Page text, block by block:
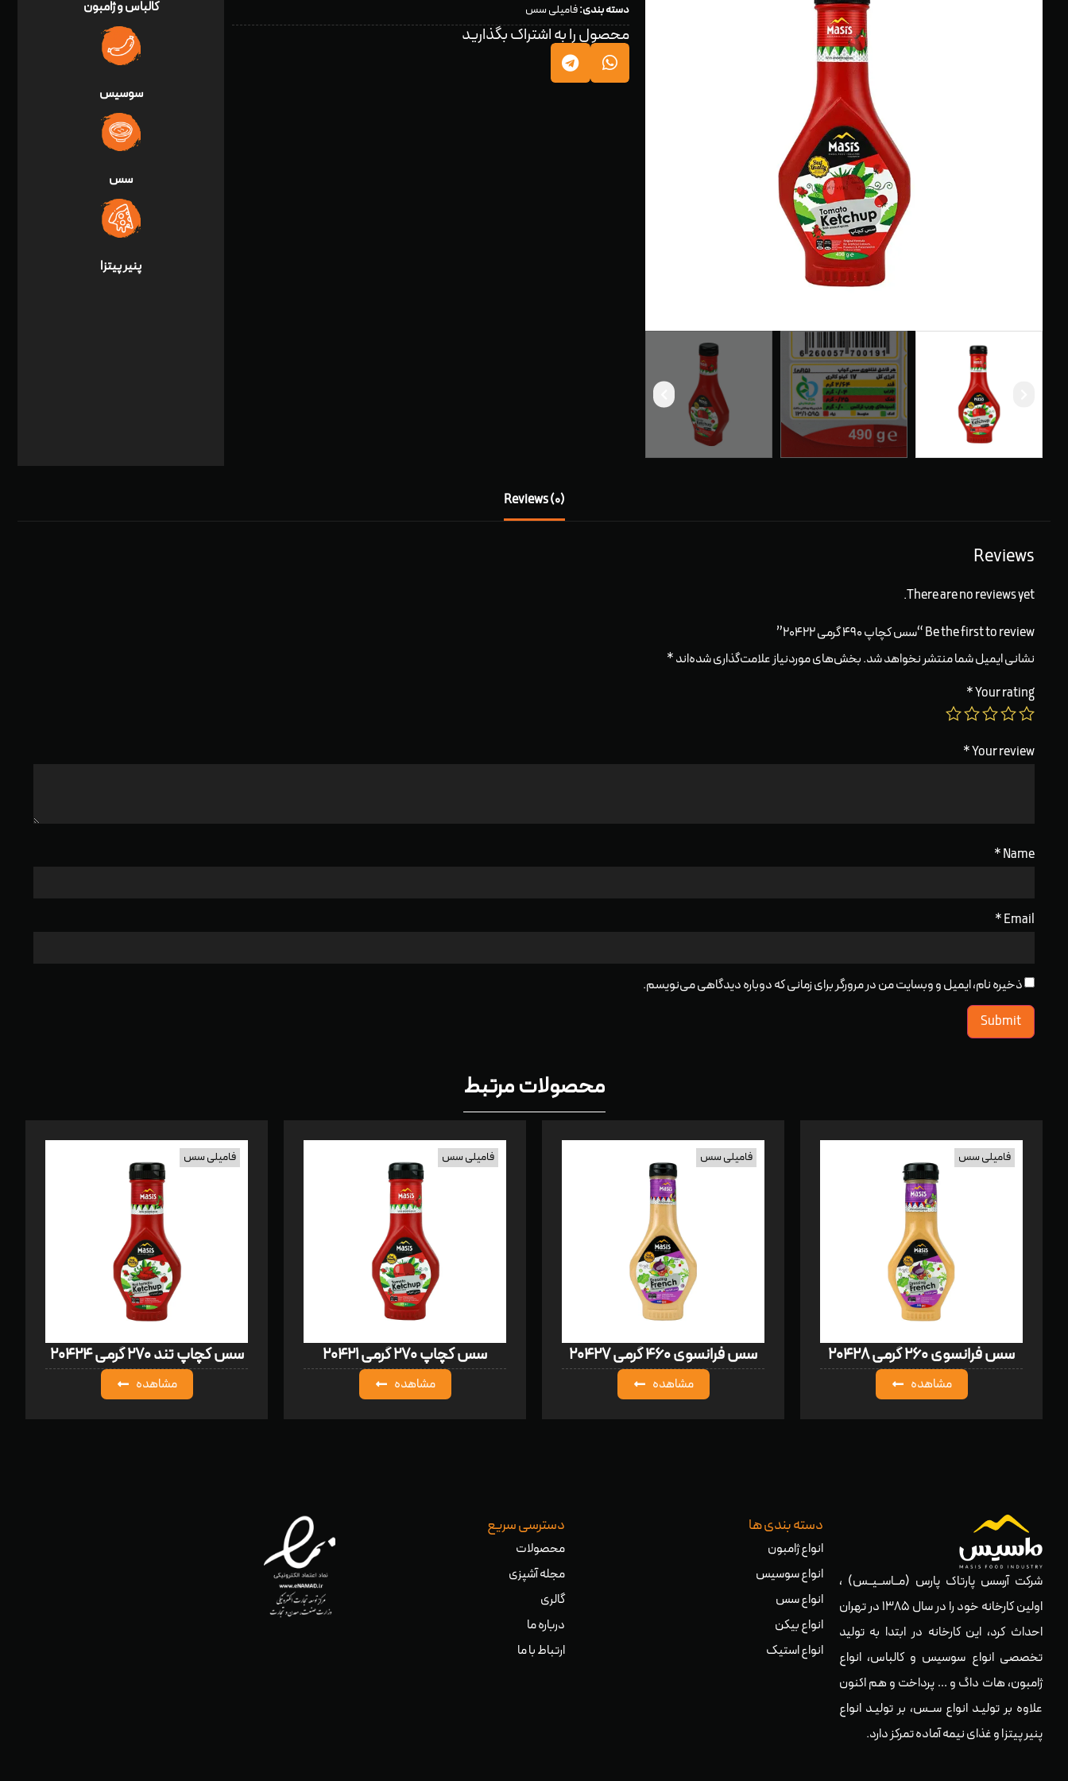
دسته بندی:فامیلی سس
محصول را به اشتراک بگذارید
کالباس و ژامبون
سوسیس
سس
پنير پيتزا
Reviews (0)
Reviews
There are no reviews yet.
Be the first to review “سس کچاپ ۴۹۰ گرمی ۲۰۴۲۲”
نشانی ایمیل شما منتشر نخواهد شد.بخش‌های موردنیاز علامت‌گذاری شده‌اند*
Your rating
*
Your review
*
Name
*
Email
*
ذخیره نام، ایمیل و وبسایت من در مرورگر برای زمانی که دوباره دیدگاهی می‌نویسم.
محصولات مرتبط
سس فرانسوی ۲۶۰ گرمی ۲۰۴۲۸
مشاهده
فامیلی سس
سس فرانسوی ۴۶۰ گرمی ۲۰۴۲۷
مشاهده
فامیلی سس
سس کچاپ ۲۷۰ گرمی ۲۰۴۲۱
مشاهده
فامیلی سس
سس کچاپ تند ۲۷۰ گرمی ۲۰۴۲۴
مشاهده
فامیلی سس
شرکت آرسس پارتاک پارس (مــاســیــس) ،
اولین کارخانه خود را در سال ۱۳۸۵ در تهران
احداث کرد، این کارخانه در ابتدا به تولید
تخصصی انواع سوسیس و کالباس، انواع
ژامبون، هات داگ و … پرداخت و هم اکنون
علاوه بر تولیـد انواع ســس، بر تولیـد انواع
پنیر پیتزا و غذای نیمه آماده تمرکز دارد.
دسته بندی ها
انواع ژامبون
انواع سوسیس
انواع سس
انواع بیکن
انواع استیک
دسترسی سریع
محصولات
مجله آشپزی
گالری
درباره ما
ارتباط با ما